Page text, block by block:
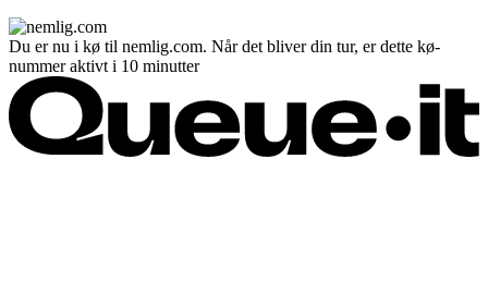
Du er nu i kø til nemlig.com. Når det bliver din tur, er dette kø-
nummer aktivt i 10 minutter